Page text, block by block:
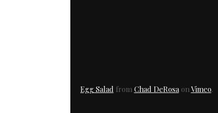
Egg Salad from Chad DeRosaonVimeo.